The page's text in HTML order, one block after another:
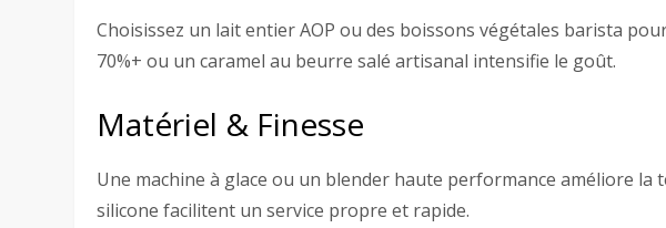
Choisissez un lait entier AOP ou des boissons végétales barista
70%+ ou un caramel au beurre salé artisanal intensifie le goût.
Matériel & Finesse
Une machine à glace ou un blender haute performance améliore la
silicone facilitent un service propre et rapide.